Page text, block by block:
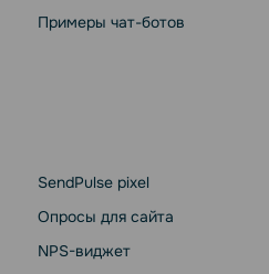
Примеры чат-ботов
SendPulse pixel
Опросы для сайта
NPS-виджет